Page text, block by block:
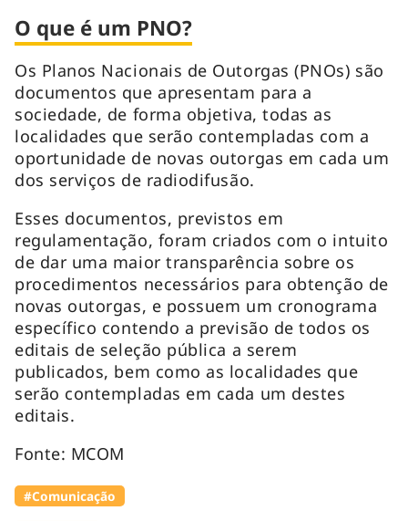
O que é um PNO?
Os Planos Nacionais de Outorgas (PNOs) são
documentos que apresentam para a
sociedade, de forma objetiva, todas as
localidades que serão contempladas com a
oportunidade de novas outorgas em cada um
dos serviços de radiodifusão.
Esses documentos, previstos em
regulamentação, foram criados com o intuito
de dar uma maior transparência sobre os
procedimentos necessários para obtenção de
novas outorgas, e possuem um cronograma
específico contendo a previsão de todos os
editais de seleção pública a serem
publicados, bem como as localidades que
serão contempladas em cada um destes
editais.
Fonte: MCOM
#Comunicação